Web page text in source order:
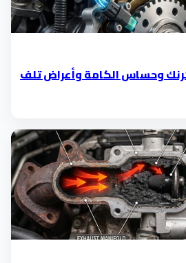
وحساس الكامة وأعراض تلف